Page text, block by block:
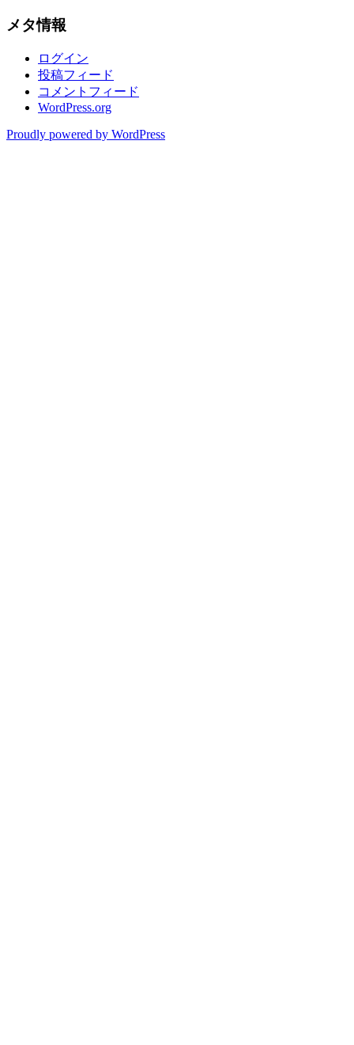
メタ情報
ログイン
投稿フィード
コメントフィード
WordPress.org
Proudly powered by WordPress